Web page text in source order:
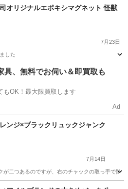
ヘアケア
オリジナルエポキシマグネット 怪獣
7月23日
した
バッグ 怪獣
具、無料でお伺い＆即買取も
もOK！最大限買取します
Ad
ンジ×ブラックリュックジャンク
7月14日
が二つあるのですが、右のチャックの取っ手で閉
取っ手